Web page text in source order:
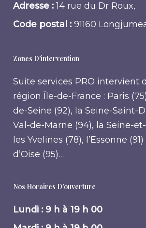
Adresse :14 rue du Dr Roux,
Code postal : 91160
Zones D’intervention
Suite services PRO intervient
région Île-de-France : Paris
de-Seine (92), la Seine-Saint-
Val-de-Marne (94), la Seine-
les Yvelines (78), l’Essonne
d’Oise (95)…
Nos Horaires D’ouverture
Lundi : 9 h à 19 h 00